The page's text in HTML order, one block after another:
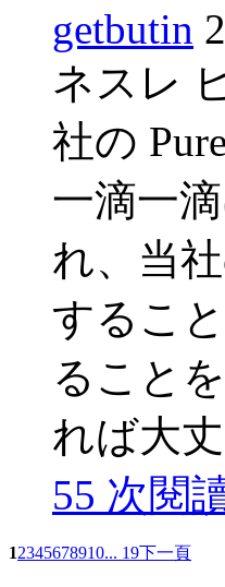
getbutin
ネスレ
社の
一滴一
れ、当
するこ
ること
れば大
55 次閱
12345678910... 19下一頁